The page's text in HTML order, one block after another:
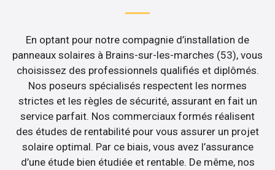
En optant pour notre compagnie d’installation de
panneaux solaires à Brains-sur-les-marches (53), vous
choisissez des professionnels qualifiés et diplômés.
Nos poseurs spécialisés respectent les normes
strictes et les règles de sécurité, assurant en fait un
service parfait. Nos commerciaux formés réalisent
des études de rentabilité pour vous assurer un projet
solaire optimal. Par ce biais, vous avez l’assurance
d’une étude bien étudiée et rentable. De même, nos